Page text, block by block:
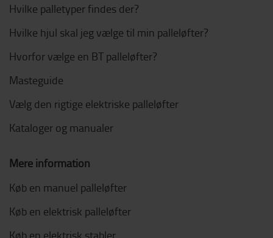
Hvilke palletyper findes der?
Hvilke hjul skal jeg vælge til min palleløfter?
Hvorfor vælge en BT palleløfter?
Masteguide
Vælg den rigtige elektriske palleløfter
Kataloger og manualer
Mere information
Køb en manuel palleløfter
Køb en elektrisk palleløfter
Køb en elektrisk stabler